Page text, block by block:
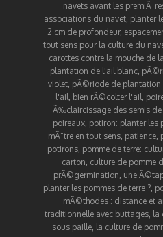
navets avant les
associations du navet, planter
2 cm de profondeur,
tout sens pour la culture du
carottes contre la mouche de
plantation de l'ail blanc,
violet, pÃ©riode de plantation
l'ail, bien rÃ©colter l'ail,
Ã‰claircissage des semis de
poireaux, potiron: planter les
mÃ¨tre en tout sens, patience,
potirons, pomme de terre:
carton, culture de pomme
prÃ©germination, une
planter les pommes de terre ?,
mÃ©thodes : distance et
traditionnelle avec buttages, la
sous paille, la culture de